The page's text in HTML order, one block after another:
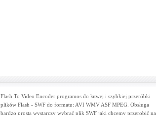
Flash To Video Encoder programos do łatwej i szybkiej przeróbki
plików Flash - SWF do formatu: AVI WMV ASF MPEG. Obsługa
bardzo prosta wystarczy wybrać plik SWF jaki chcemy przerobić na